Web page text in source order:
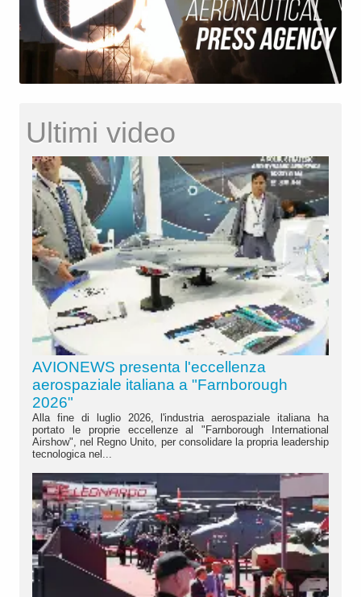
Ultimi video
AVIONEWS presenta l'eccellenza
aerospaziale italiana a "Farnborough
2026"
Alla fine di luglio 2026, l'industria aerospaziale italiana ha
portato le proprie eccellenze al "Farnborough International
Airshow", nel Regno Unito, per consolidare la propria leadership
tecnologica nel...